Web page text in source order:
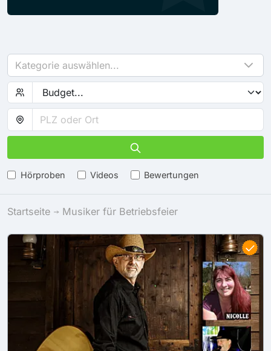
Kategorie auswählen...
Hörproben Videos Bewertungen
Startseite Musiker für Betriebsfeier